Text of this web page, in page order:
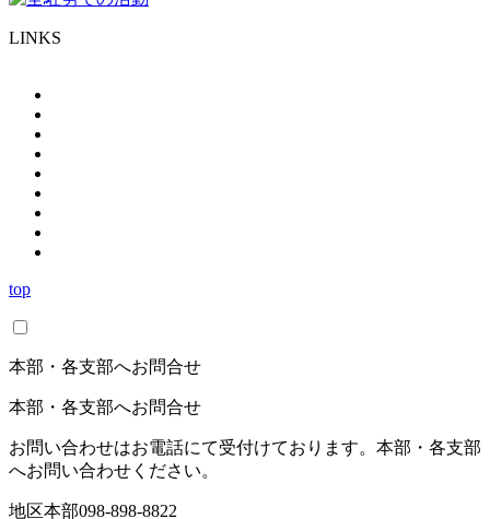
LINKS
top
本部・各支部へお問合せ
本部・各支部へお問合せ
お問い合わせはお電話にて受付けております。本部・各支部
へお問い合わせください。
地区本部098-898-8822